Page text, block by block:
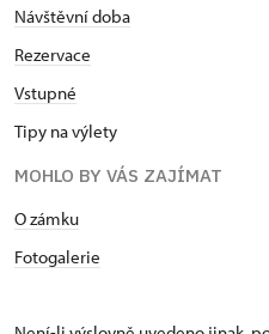
Návštěvní doba
Rezervace
Vstupné
Tipy na výlety
MOHLO BY VÁS ZAJÍMAT
O zámku
Fotogalerie